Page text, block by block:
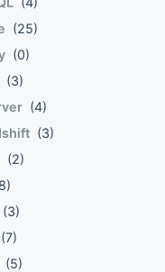
0.9]) p =
ータ(W)を引数にとり損
を定義することで、 数
かをわかりやすくしてい
なるようにコードを合わ
t_test) =
28)
に引き伸ばして表
end{pmatrix} &=&
\\ w_{12} &
w_{11}x_1 +
+ w_{22}x_2 +
= (0.4,0.9)
これで一発 a
0.57]) # 活性化関
ます z = sigmoid(a) #
(25)
(0)
(3)
(4)
(3)
(2)
(3)
(7)
(5)